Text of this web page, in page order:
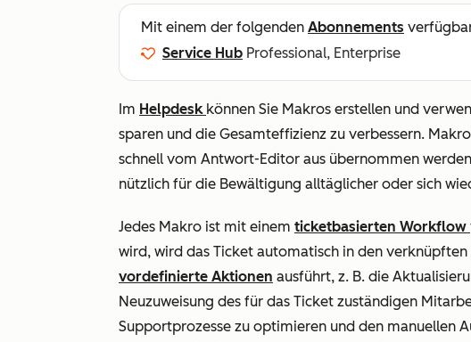
Mit einem der folgenden Abonnements
Service Hub Professional, Enterprise
Im Helpdesk können Sie Makros erstellen und
sparen und die Gesamteffizienz zu verbessern.
schnell vom Antwort-Editor aus übernommen
nützlich für die Bewältigung alltäglicher oder sich
Jedes Makro ist mit einem ticketbasierten Workflow
wird, wird das Ticket automatisch in den
vordefinierte Aktionen ausführt, z. B. die
Neuzuweisung des für das Ticket zuständigen
Supportprozesse zu optimieren und den manuellen